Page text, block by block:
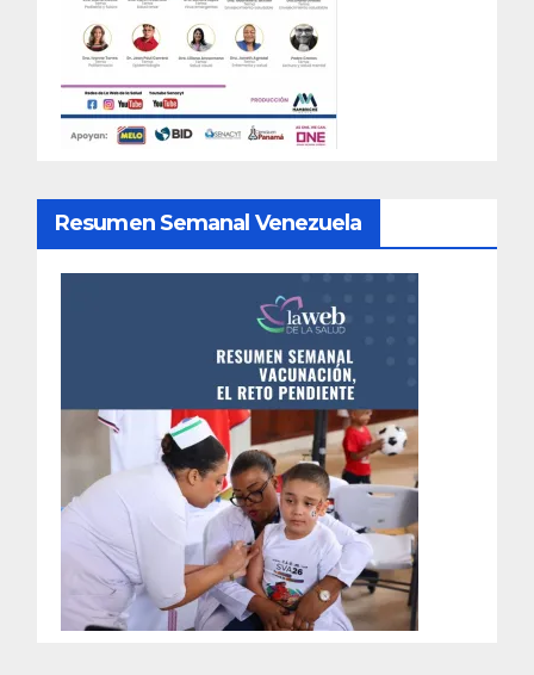
Resumen Semanal Venezuela